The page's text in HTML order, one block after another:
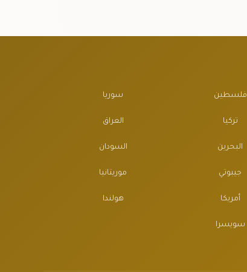
فلسطين سوريا
تركيا العراق
البحرين السودان
جيبوتي موريتانيا
أمريكا هولندا
سويسرا